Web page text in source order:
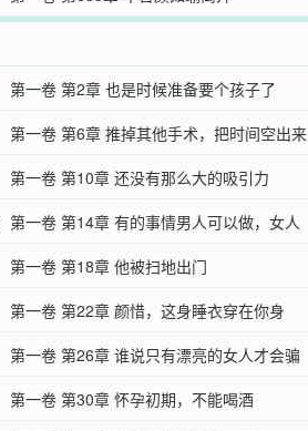
第一卷 第2章 也是时候准备要个孩子了
第一卷 第6章 推掉其他手术，把时间空出来
第一卷 第10章 还没有那么大的吸引力
第一卷 第14章 有的事情男人可以做，女人
却不行
第一卷 第18章 他被扫地出门
第一卷 第22章 颜惜，这身睡衣穿在你身
上，真是浪费了
第一卷 第26章 谁说只有漂亮的女人才会骗
人？
第一卷 第30章 怀孕初期，不能喝酒